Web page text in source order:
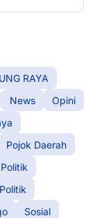
RAYA
News
Opini
Pojok Daerah
Politik
Sosial